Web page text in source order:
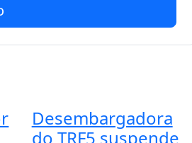
Desembargadora
do TRF5 suspende